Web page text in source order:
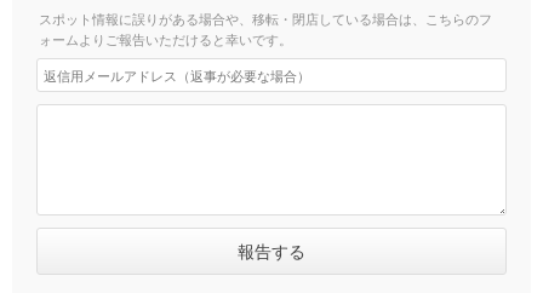
スポット情報に誤りがある場合や、移転・閉店している場合は、こちらのフ
ォームよりご報告いただけると幸いです。